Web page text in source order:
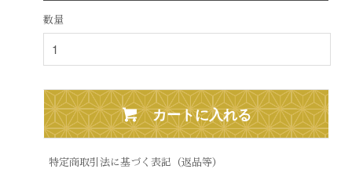
数量
カートに入れる
特定商取引法に基づく表記（返品等）